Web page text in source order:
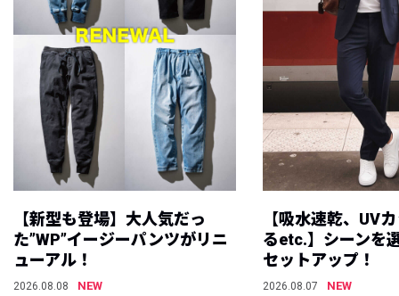
【新型も登場】大人気だっ
た”WP”イージーパンツがリニ
ューアル！
2026.08.08
NEW
【吸水速乾、UV
るetc.】シーンを
セットアップ！
2026.08.07
NEW